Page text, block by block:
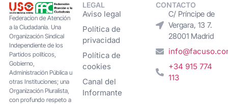
Federacion de Atención
a la Ciudadanía. Una
Organización Sindical
Independiente de los
Partidos políticos,
Gobierno,
Administración Pública u
otras Instituciones; una
Organización Pluralista,
con profundo respeto a
LEGAL
Aviso legal
Política de
privacidad
Política de
cookies
Canal del
Informante
CONTACTO
C/ Príncipe de
Vergara, 13 7.
28001 Madrid
+34 915 774
113